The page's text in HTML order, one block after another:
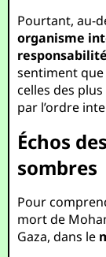
Pourtant, au-
organisme
responsabilité
sentiment
celles des
par l’ordre
Échos
sombres
Pour
mort de
Gaza, dans le